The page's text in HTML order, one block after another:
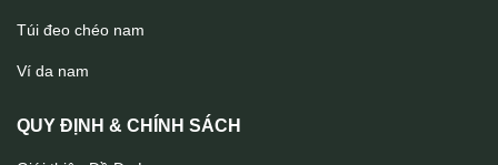
Túi nữ da thật nữ tính Lano TXN046
Túi đeo chéo nam
Ví da nam
QUY ĐỊNH & CHÍNH SÁCH